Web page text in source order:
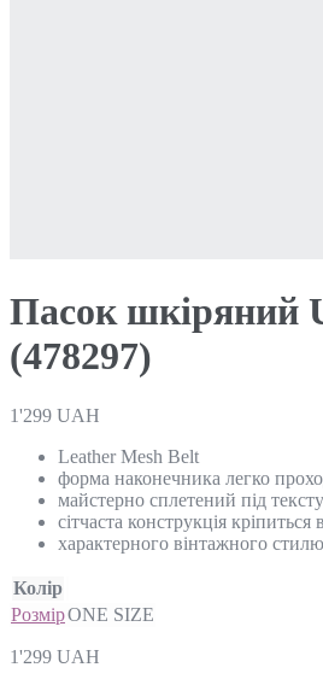
Пасок шкіряний
(478297)
1'299 UAH
Leather Mesh Belt
форма наконечника легко
майстерно сплетений під
сітчаста конструкція
характерного вінтажного стилю
Колір
РозмірONE SIZE
1'299 UAH